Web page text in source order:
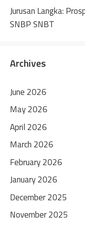
Jurusan Langka:
SNBP SNBT
Archives
June 2026
May 2026
April 2026
March 2026
February 2026
January 2026
December 2025
November 2025